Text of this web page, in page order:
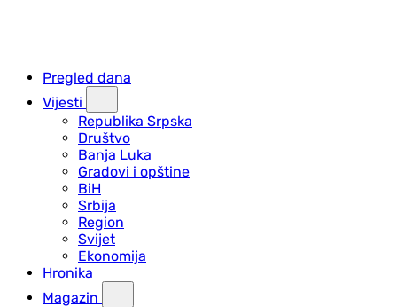
Pregled dana
Vijesti
Republika Srpska
Društvo
Banja Luka
Gradovi i opštine
BiH
Srbija
Region
Svijet
Ekonomija
Hronika
Magazin